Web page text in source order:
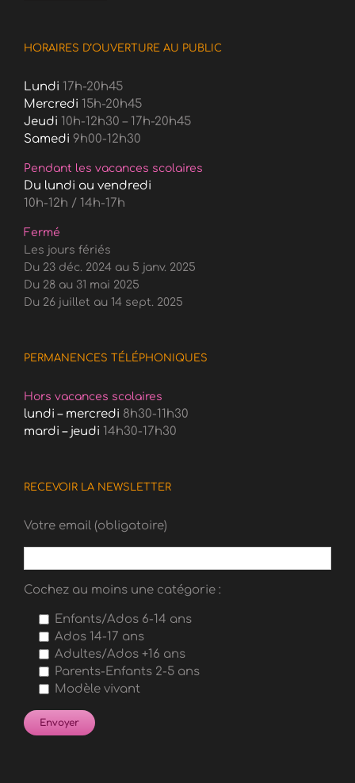
HORAIRES D’OUVERTURE AU PUBLIC
Lundi 17h-20h45
Mercredi 15h-20h45
Jeudi 10h-12h30 – 17h-20h45
Samedi 9h00-12h30
Pendant les vacances scolaires
Du lundi au vendredi
10h-12h / 14h-17h
Fermé
Les jours fériés
Du 23 déc. 2024 au 5 janv. 2025
Du 28 au 31 mai 2025
Du 26 juillet au 14 sept. 2025
PERMANENCES TÉLÉPHONIQUES
Hors vacances scolaires
lundi – mercredi 8h30-11h30
mardi – jeudi 14h30-17h30
RECEVOIR LA NEWSLETTER
Votre email (obligatoire)
Cochez au moins une catégorie :
Enfants/Ados 6-14 ans
Ados 14-17 ans
Adultes/Ados +16 ans
Parents-Enfants 2-5 ans
Modèle vivant